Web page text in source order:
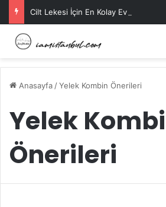
Cilt Lekesi İçin En Kolay Ev Maskeleri
Anasayfa /Yelek Kombin Önerileri
Yelek
Önerileri